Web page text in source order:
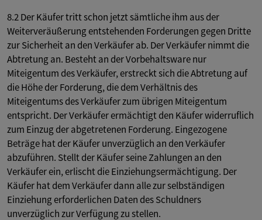
8.2 Der Käufer tritt schon jetzt sämtliche ihm aus der
Weiterveräußerung entstehenden Forderungen gegen Dritte
zur Sicherheit an den Verkäufer ab. Der Verkäufer nimmt die
Abtretung an. Besteht an der Vorbehaltsware nur
Miteigentum des Verkäufer, erstreckt sich die Abtretung auf
die Höhe der Forderung, die dem Verhältnis des
Miteigentums des Verkäufer zum übrigen Miteigentum
entspricht. Der Verkäufer ermächtigt den Käufer widerruflich
zum Einzug der abgetretenen Forderung. Eingezogene
Beträge hat der Käufer unverzüglich an den Verkäufer
abzuführen. Stellt der Käufer seine Zahlungen an den
Verkäufer ein, erlischt die Einziehungsermächtigung. Der
Käufer hat dem Verkäufer dann alle zur selbständigen
Einziehung erforderlichen Daten des Schuldners
unverzüglich zur Verfügung zu stellen.